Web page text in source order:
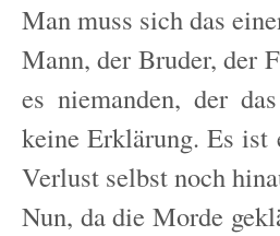
Man muss sich das
Mann, der Bruder, der
es niemanden, der
keine Erklärung. Es ist
Verlust selbst noch
Nun, da die Morde